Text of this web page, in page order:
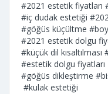
#2021 estetik fiyatları
#iç dudak estetiği
#göğüs küçültme
#2021 estetik dolgu
#küçük dil kısaltılması
#estetik dolgu fiyatları
#göğüs dikleştirme
#kulak estetiği